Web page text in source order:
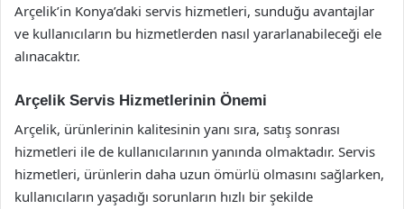
Arçelik’in Konya’daki servis hizmetleri, sunduğu avantajlar
ve kullanıcıların bu hizmetlerden nasıl yararlanabileceği ele
alınacaktır.
Arçelik Servis Hizmetlerinin Önemi
Arçelik, ürünlerinin kalitesinin yanı sıra, satış sonrası
hizmetleri ile de kullanıcılarının yanında olmaktadır. Servis
hizmetleri, ürünlerin daha uzun ömürlü olmasını sağlarken,
kullanıcıların yaşadığı sorunların hızlı bir şekilde